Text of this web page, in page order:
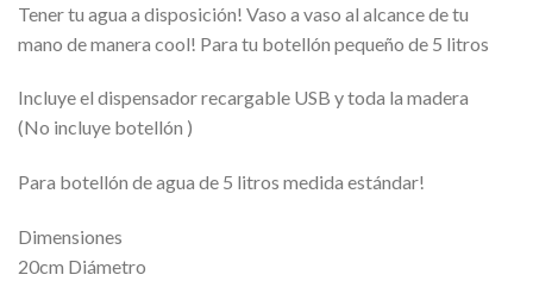
$285,000
through
Tener tu agua a disposición! Vaso a vaso al alcance de tu
mano de manera cool! Para tu botellón pequeño de 5 litros
Incluye el dispensador recargable USB y toda la madera
(No incluye botellón )
Para botellón de agua de 5 litros medida estándar!
Dimensiones
20cm Diámetro